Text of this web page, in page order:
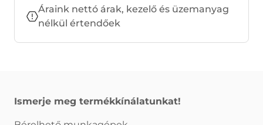
Áraink nettó árak, kezelő és üzemanyag
nélkül értendőek
Ismerje meg termékkínálatunkat!